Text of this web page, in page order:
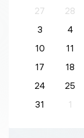
27
28
3
4
10
11
17
18
24
25
31
1